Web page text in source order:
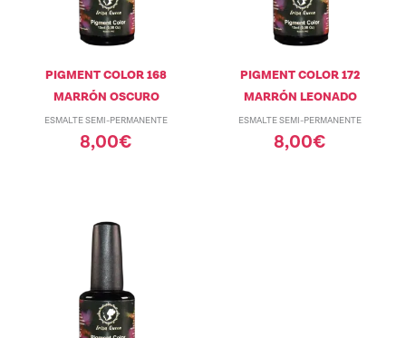
PIGMENT COLOR 168
MARRÓN OSCURO
ESMALTE SEMI-PERMANENTE
8,00€
PIGMENT COLOR 172
MARRÓN LEONADO
ESMALTE SEMI-PERMANENTE
8,00€